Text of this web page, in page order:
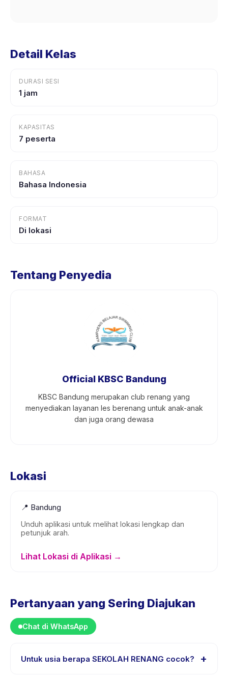
Detail Kelas
DURASI SESI
1 jam
KAPASITAS
7 peserta
BAHASA
Bahasa Indonesia
FORMAT
Di lokasi
Tentang Penyedia
Official KBSC Bandung
KBSC Bandung merupakan club renang yang
menyediakan layanan les berenang untuk anak-anak
dan juga orang dewasa
Lokasi
📍 Bandung
Unduh aplikasi untuk melihat lokasi lengkap dan
petunjuk arah.
Lihat Lokasi di Aplikasi →
Pertanyaan yang Sering Diajukan
Chat di WhatsApp
Untuk usia berapa SEKOLAH RENANG cocok? +